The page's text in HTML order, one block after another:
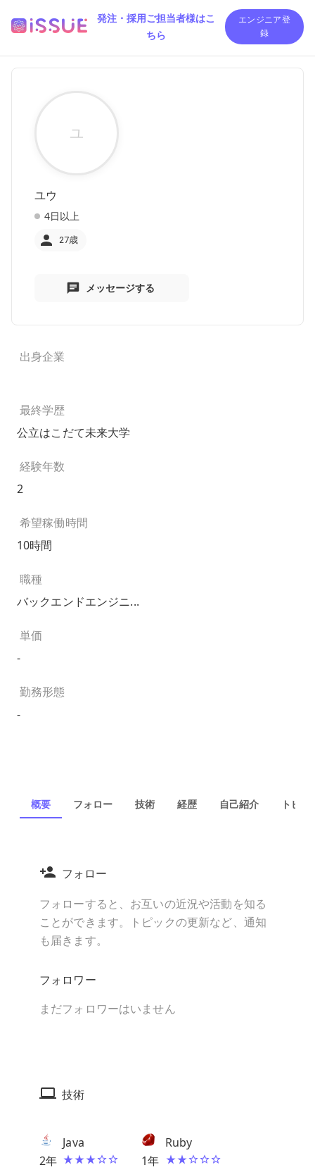
発注・採用ご担当者様はこ
ちら
エンジニア登
録
ユ
ユウ
4日以上
27歳
メッセージする
出身企業
最終学歴
公立はこだて未来大学
経験年数
2
希望稼働時間
10時間
職種
バックエンドエンジニ...
単価
-
勤務形態
-
概要 フォロー 技術 経歴 自己紹介 トピッ
フォロー
フォローすると、お互いの近況や活動を知る
ことができます。トピックの更新など、通知
も届きます。
フォロワー
まだフォロワーはいません
技術
2年
Java
1年
Ruby